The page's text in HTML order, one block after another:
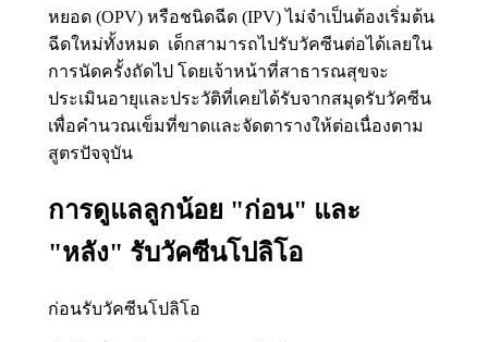
หยอด (OPV) หรือชนิดฉีด (IPV) ไม่จำเป็นต้องเริ่มต้น
ฉีดใหม่ทั้งหมด เด็กสามารถไปรับวัคซีนต่อได้เลยใน
การนัดครั้งถัดไป โดยเจ้าหน้าที่สาธารณสุขจะ
ประเมินอายุและประวัติที่เคยได้รับจากสมุดรับวัคซีน
เพื่อคำนวณเข็มที่ขาดและจัดตารางให้ต่อเนื่องตาม
สูตรปัจจุบัน
การดูแลลูกน้อย "ก่อน" และ
"หลัง" รับวัคซีนโปลิโอ
ก่อนรับวัคซีนโปลิโอ